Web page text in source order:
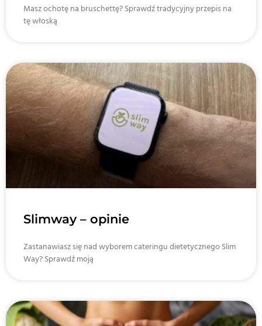
Masz ochotę na bruschettę? Sprawdź tradycyjny przepis na
tę włoską
Slimway – opinie
Zastanawiasz się nad wyborem cateringu dietetycznego Slim
Way? Sprawdź moją